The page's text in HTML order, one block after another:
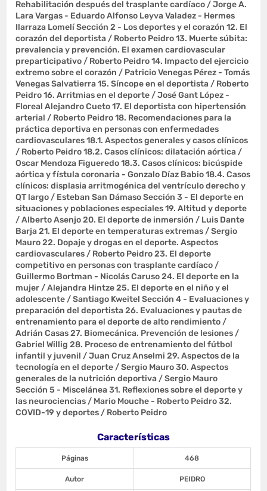
Rehabilitación después del trasplante cardíaco / Jorge A.
Lara Vargas - Eduardo Alfonso Leyva Valadez - Hermes
Ilarraza Lomelí Sección 2 - Los deportes y el corazón 12. El
corazón del deportista / Roberto Peidro 13. Muerte súbita:
prevalencia y prevención. El examen cardiovascular
preparticipativo / Roberto Peidro 14. Impacto del ejercicio
extremo sobre el corazón / Patricio Venegas Pérez - Tomás
Venegas Salvatierra 15. Síncope en el deportista / Roberto
Peidro 16. Arritmias en el deporte / José Gant López -
Floreal Alejandro Cueto 17. El deportista con hipertensión
arterial / Roberto Peidro 18. Recomendaciones para la
práctica deportiva en personas con enfermedades
cardiovasculares 18.1. Aspectos generales y casos clínicos
/ Roberto Peidro 18.2. Casos clínicos: dilatación aórtica /
Oscar Mendoza Figueredo 18.3. Casos clínicos: bicúspide
aórtica y fístula coronaria - Gonzalo Díaz Babio 18.4. Casos
clínicos: displasia arritmogénica del ventrículo derecho y
QT largo / Esteban San Dámaso Sección 3 - El deporte en
situaciones y poblaciones especiales 19. Altitud y deporte
/ Alberto Asenjo 20. El deporte de inmersión / Luis Dante
Barja 21. El deporte en temperaturas extremas / Sergio
Mauro 22. Dopaje y drogas en el deporte. Aspectos
cardiovasculares / Roberto Peidro 23. El deporte
competitivo en personas con trasplante cardíaco /
Guillermo Bortman - Nicolás Caruso 24. El deporte en la
mujer / Alejandra Hintze 25. El deporte en el niño y el
adolescente / Santiago Kweitel Sección 4 - Evaluaciones y
preparación del deportista 26. Evaluaciones y pautas de
entrenamiento para el deporte de alto rendimiento /
Adrián Casas 27. Biomecánica. Prevención de lesiones /
Gabriel Willig 28. Proceso de entrenamiento del fútbol
infantil y juvenil / Juan Cruz Anselmi 29. Aspectos de la
tecnología en el deporte / Sergio Mauro 30. Aspectos
generales de la nutrición deportiva / Sergio Mauro
Sección 5 - Miscelánea 31. Reflexiones sobre el deporte y
las neurociencias / Mario Mouche - Roberto Peidro 32.
COVID-19 y deportes / Roberto Peidro
Características
Páginas 468
Autor PEIDRO